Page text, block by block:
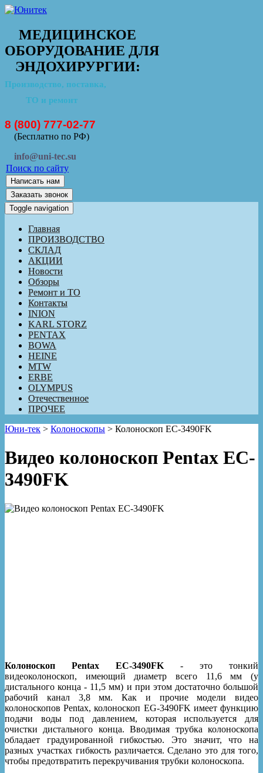
МЕДИЦИНСКОЕ
ОБОРУДОВАНИЕ ДЛЯ
ЭНДОХИРУРГИИ:
Производство, поставка,
ТО и ремонт
8 (800) 777-02-77
(Бесплатно по РФ)
info@uni-tec.su
Поиск по сайту
Написать нам
Заказать звонок
Toggle navigation
Главная
ПРОИЗВОДСТВО
СКЛАД
АКЦИИ
Новости
Обзоры
Ремонт и ТО
Контакты
INION
KARL STORZ
PENTAX
BOWA
HEINE
MTW
ERBE
OLYMPUS
Отечественное
ПРОЧЕЕ
Юни-тек > Колоноскопы > Колоноскоп EC-3490FK
Видео колоноскоп Pentax EC-
3490FK
Колоноскоп Pentax EC-3490FK - это тонкий
видеоколоноскоп, имеющий диаметр всего 11,6 мм (у
дистального конца - 11,5 мм) и при этом достаточно большой
рабочий канал 3,8 мм. Как и прочие модели видео
колоноскопов Pentax, колоноскоп EG-3490FK имеет функцию
подачи воды под давлением, которая используется для
очистки дистального конца. Вводимая трубка колоноскопа
обладает градуированной гибкостью. Это значит, что на
разных участках гибкость различается. Сделано это для того,
чтобы предотвратить перекручивания трубки колоноскопа.